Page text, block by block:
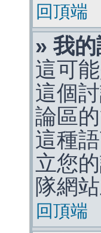
回頂端
» 我
這可
這個
論區
這種
立您
隊網
回頂端